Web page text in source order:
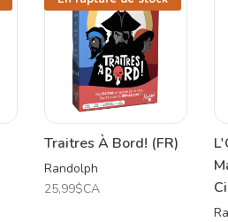
Traitres À Bord! (FR)
Randolph
25,99$CA